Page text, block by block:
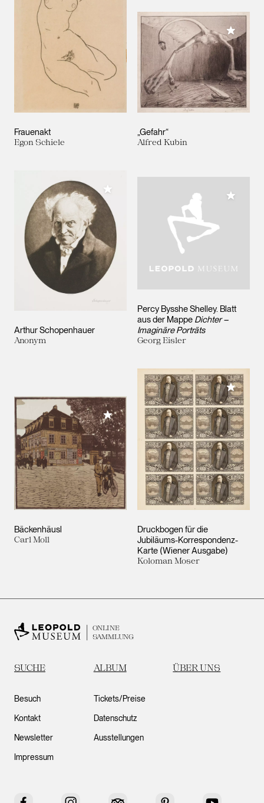
Frauenakt
Egon Schiele
„Gefahr“
Alfred Kubin
Meiner
Arthur Schopenhauer
Anonym
Meiner Sammlung hinzufügen
Percy Bysshe Shelley. Blatt
aus der Mappe Dichter –
Imaginäre Porträts
Georg Eisler
Meiner
Bäckenhäusl
Carl Moll
Meiner Sammlung hinzufügen
Druckbogen für die
Jubiläums-Korrespondenz-
Karte (Wiener Ausgabe)
Koloman Moser
Meiner
ONLINE
SAMMLUNG
SUCHE ALBUM ÜBER UNS
Besuch
Kontakt
Newsletter
Impressum
Tickets/Preise
Datenschutz
Ausstellungen